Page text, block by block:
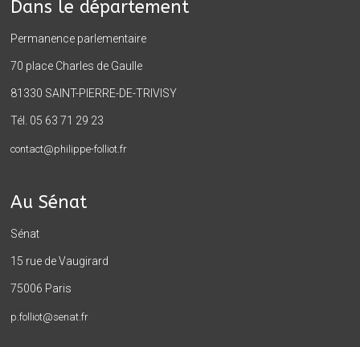
Dans le département
Permanence parlementaire
70 place Charles de Gaulle
81330 SAINT-PIERRE-DE-TRIVISY
Tél. 05 63 71 29 23
contact@philippe-folliot.fr
Au Sénat
Sénat
15 rue de Vaugirard
75006 Paris
p.folliot@senat.fr